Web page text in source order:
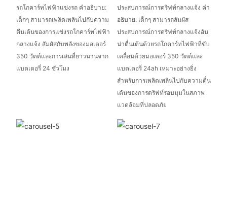
รถโกคาร์ทไฟฟ้าแข่งรถ คำอธิบาย:
เด็กๆ สามารถเพลิดเพลินไปกับความ
ตื่นเต้นของการแข่งรถโกคาร์ทไฟฟ้า
กลางแจ้ง สัมผัสกับพลังของมอเตอร์
350 วัตต์และการเล่นที่ยาวนานจาก
แบตเตอรี่ 24 ชั่วโมง
ประสบการณ์การดริฟท์กลางแจ้ง คำ
อธิบาย: เด็กๆ สามารถสัมผัส
ประสบการณ์การดริฟท์กลางแจ้งอัน
น่าตื่นเต้นด้วยรถโกคาร์ทไฟฟ้าที่ขับ
เคลื่อนด้วยมอเตอร์ 350 วัตต์และ
แบตเตอรี่ 24ah เหมาะอย่างยิ่ง
สำหรับการเพลิดเพลินไปกับความตื่น
เต้นของการดริฟท์รอบมุมในสภาพ
แวดล้อมที่ปลอดภัย